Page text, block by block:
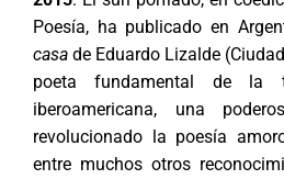
Poesía, ha publicado en
casa de Eduardo Lizalde
poeta fundamental de la
iberoamericana, una
revolucionado la poesía
entre muchos otros